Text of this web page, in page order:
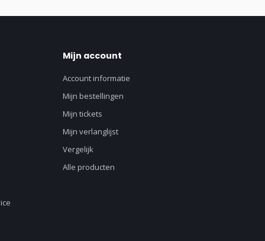
Mijn account
Account informatie
Mijn bestellingen
Mijn tickets
Mijn verlanglijst
Vergelijk
Alle producten